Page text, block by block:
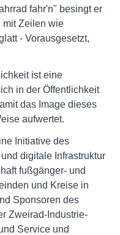
fahr'n" besingt er
mit Zeilen wie
- Vorausgesetzt,
ist eine
in der Öffentlichkeit
das Image dieses
aufwertet.
Initiative des
digitale Infrastruktur
fußgänger- und
und Kreise in
Sponsoren des
Zweirad-Industrie-
Service und